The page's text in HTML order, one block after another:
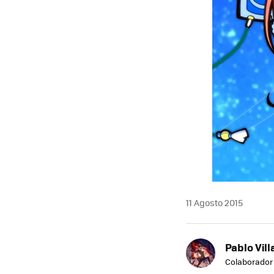
11 Agosto 2015
Pablo
Colaborador